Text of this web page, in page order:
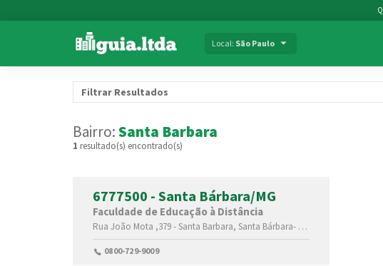
Local: São Paulo
Filtrar Resultados
Bairro:Santa Barbara
1 resultado(s) encontrado(s)
6777500 - Santa Bárbara/MG
Faculdade de Educação à Distância
Rua João Mota ,379 -Santa Barbara, Santa Bárbara- Minas Gerais(MG)
0800-729-9009